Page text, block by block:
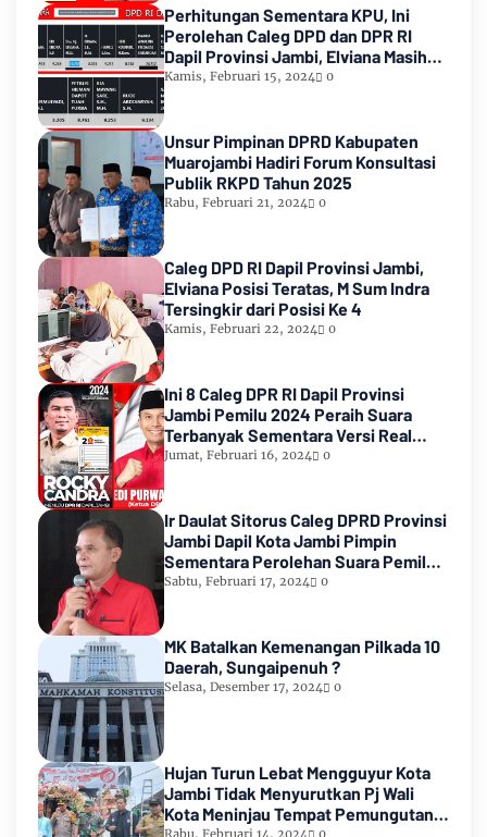
Perhitungan Sementara KPU, Ini
Perolehan Caleg DPD dan DPR RI
Dapil Provinsi Jambi, Elviana Masih
Urutan Kedua Teratas
Kamis, Februari 15, 2024 0
Unsur Pimpinan DPRD Kabupaten
Muarojambi Hadiri Forum Konsultasi
Publik RKPD Tahun 2025
Rabu, Februari 21, 2024 0
Caleg DPD RI Dapil Provinsi Jambi,
Elviana Posisi Teratas, M Sum Indra
Tersingkir dari Posisi Ke 4
Kamis, Februari 22, 2024 0
Ini 8 Caleg DPR RI Dapil Provinsi
Jambi Pemilu 2024 Peraih Suara
Terbanyak Sementara Versi Real
Count KPU RI
Jumat, Februari 16, 2024 0
Ir Daulat Sitorus Caleg DPRD Provinsi
Jambi Dapil Kota Jambi Pimpin
Sementara Perolehan Suara Pemilu
2024
Sabtu, Februari 17, 2024 0
MK Batalkan Kemenangan Pilkada 10
Daerah, Sungaipenuh ?
Selasa, Desember 17, 2024 0
Hujan Turun Lebat Mengguyur Kota
Jambi Tidak Menyurutkan Pj Wali
Kota Meninjau Tempat Pemungutan